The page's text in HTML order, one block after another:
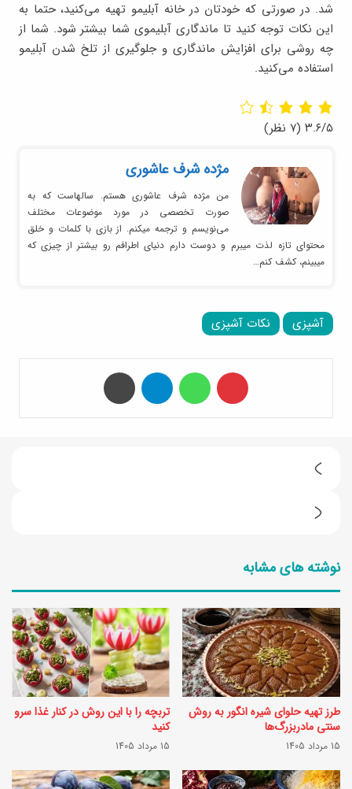
شد. در صورتی که خودتان در خانه آبلیمو تهیه می‌کنید، حتما به
این نکات توجه کنید تا ماندگاری آبلیموی شما بیشتر شود. شما از
چه روشی برای افزایش ماندگاری و جلوگیری از تلخ شدن آبلیمو
استفاده می‌کنید.
۳.۶/۵ (۷ نظر)
مژده شرف عاشوری
من مژده شرف عاشوری هستم. سالهاست که به
صورت تخصصی در مورد موضوعات مختلف
می‌نویسم و ترجمه میکنم. از بازی با کلمات و خلق
محتوای تازه لذت میبرم و دوست دارم دنیای اطرافم رو بیشتر از چیزی که
میبینم، کشف کنم…
آشپزی نکات آشپزی
3
ل
ی
ل
ب
ر
ا
ی
ا
ی
ف
ظ
ی
ب
ا
ل
ه
نوشته های مشابه
طرز تهیه حلوای شیره انگور به روش
سنتی مادربزرگ‌ها
15 مرداد 1405
تربچه را با این روش در کنار غذا سرو
کنید
15 مرداد 1405